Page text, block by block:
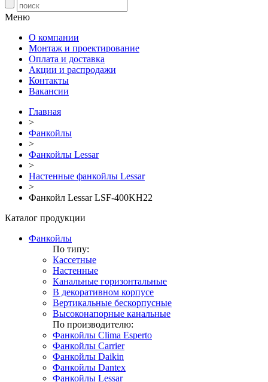
Меню
О компании
Монтаж и проектирование
Оплата и доставка
Акции и распродажи
Контакты
Вакансии
Главная
>
Фанкойлы
>
Фанкойлы Lessar
>
Настенные фанкойлы Lessar
>
Фанкойл Lessar LSF-400KH22
Каталог продукции
Фанкойлы
По типу:
Кассетные
Настенные
Канальные горизонтальные
В декоративном корпусе
Вертикальные бескорпусные
Высоконапорные канальные
По производителю:
Фанкойлы Clima Esperto
Фанкойлы Carrier
Фанкойлы Daikin
Фанкойлы Dantex
Фанкойлы Lessar